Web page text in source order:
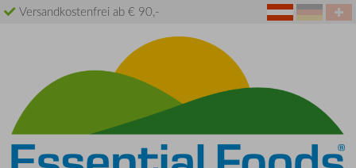
Versandkostenfrei ab € 90,-